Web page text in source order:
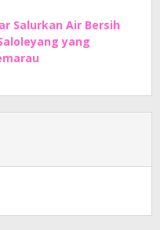
Salurkan Air Bersih
yang